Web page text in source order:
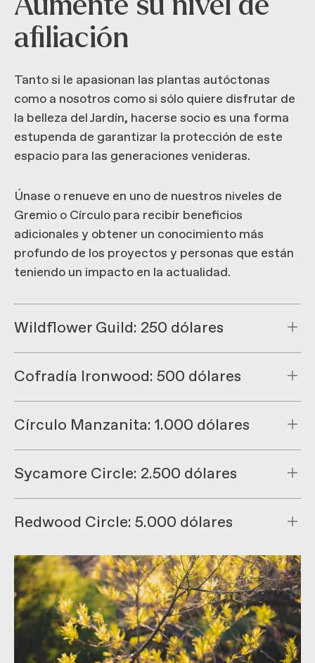
afiliación
Tanto si le apasionan las plantas autóctonas
como a nosotros como si sólo quiere disfrutar de
la belleza del Jardín, hacerse socio es una forma
estupenda de garantizar la protección de este
espacio para las generaciones venideras.
Únase o renueve en uno de nuestros niveles de
Gremio o Círculo para recibir beneficios
adicionales y obtener un conocimiento más
profundo de los proyectos y personas que están
teniendo un impacto en la actualidad.
Wildflower Guild: 250 dólares
Cofradía Ironwood: 500 dólares
Círculo Manzanita: 1.000 dólares
Sycamore Circle: 2.500 dólares
Redwood Circle: 5.000 dólares